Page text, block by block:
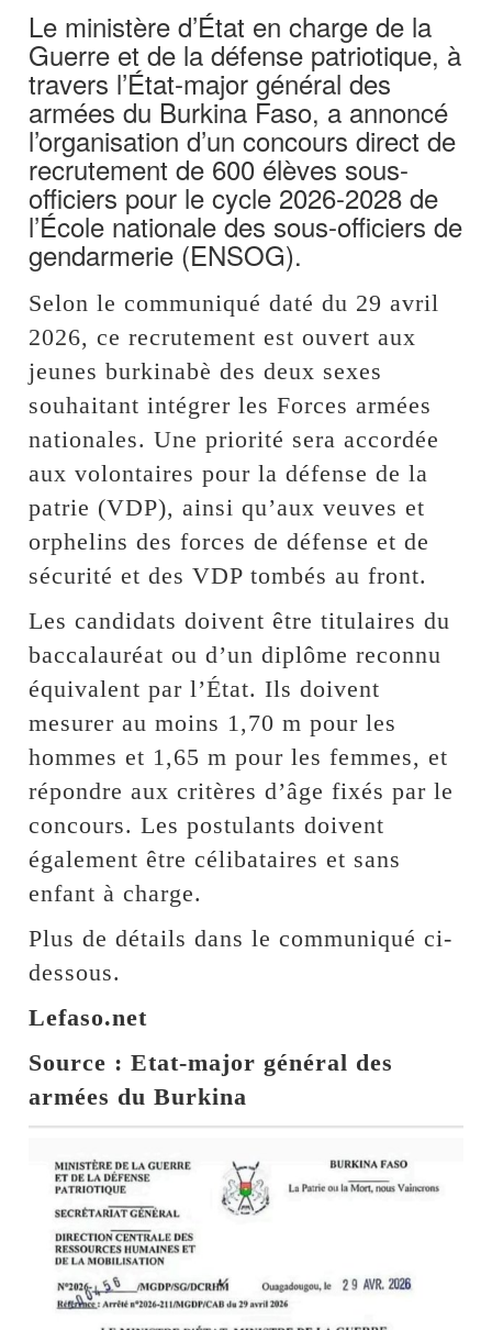
Le ministère d’État en charge de la
Guerre et de la défense patriotique, à
travers l’État-major général des
armées du Burkina Faso, a annoncé
l’organisation d’un concours direct de
recrutement de 600 élèves sous-
officiers pour le cycle 2026-2028 de
l’École nationale des sous-officiers de
gendarmerie (ENSOG).
Selon le communiqué daté du 29 avril
2026, ce recrutement est ouvert aux
jeunes burkinabè des deux sexes
souhaitant intégrer les Forces armées
nationales. Une priorité sera accordée
aux volontaires pour la défense de la
patrie (VDP), ainsi qu’aux veuves et
orphelins des forces de défense et de
sécurité et des VDP tombés au front.
Les candidats doivent être titulaires du
baccalauréat ou d’un diplôme reconnu
équivalent par l’État. Ils doivent
mesurer au moins 1,70 m pour les
hommes et 1,65 m pour les femmes, et
répondre aux critères d’âge fixés par le
concours. Les postulants doivent
également être célibataires et sans
enfant à charge.
Plus de détails dans le communiqué ci-
dessous.
Lefaso.net
Source : Etat-major général des
armées du Burkina